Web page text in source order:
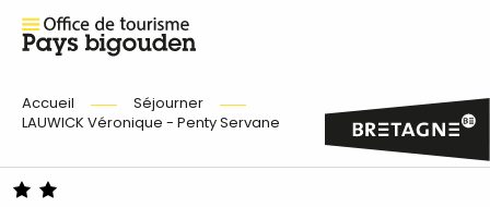
Accueil
Séjourner
LAUWICK Véronique - Penty Servane